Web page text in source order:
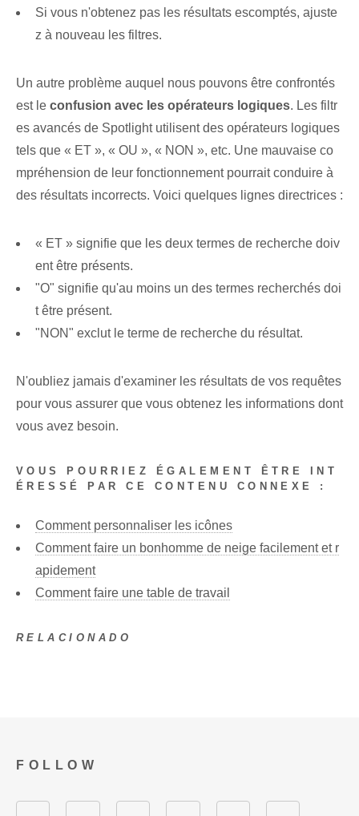
Si vous n'obtenez pas les résultats escomptés, ajuste
z à nouveau les filtres.
Un autre problème auquel nous pouvons être confrontés
est le confusion avec les opérateurs logiques. Les filtr
es avancés de Spotlight utilisent des opérateurs logiques
tels que « ET », « OU », « NON », etc. Une mauvaise co
mpréhension de leur fonctionnement pourrait conduire à
des résultats incorrects. Voici quelques lignes directrices :
« ET » signifie que les deux termes de recherche doiv
ent être présents.
"O" signifie qu'au moins un des termes recherchés doi
t être présent.
"NON" exclut le terme de recherche du résultat.
N'oubliez jamais d'examiner les résultats de vos requêtes
pour vous assurer que vous obtenez les informations dont
vous avez besoin.
VOUS POURRIEZ ÉGALEMENT ÊTRE INT
ÉRESSÉ PAR CE CONTENU CONNEXE :
Comment personnaliser les icônes
Comment faire un bonhomme de neige facilement et r
apidement
Comment faire une table de travail
RELACIONADO
FOLLOW